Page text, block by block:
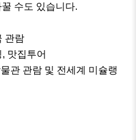
수도 있습니다.
관람
맛집투어
관 관람 및 전세계 미슐랭